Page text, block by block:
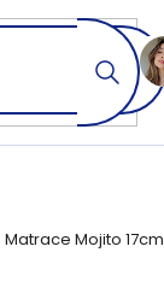
Matrace Mojito 17cm